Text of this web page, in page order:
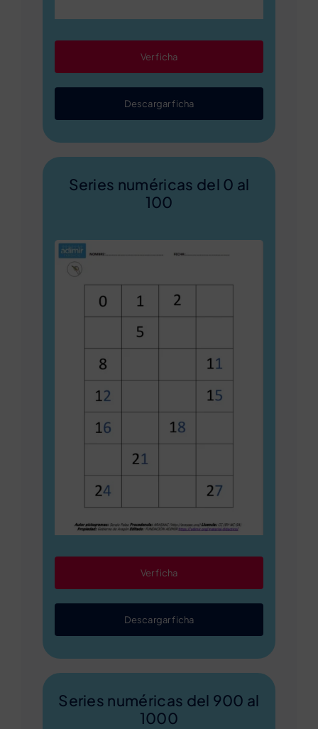
Ver ficha
Descargar ficha
Series numéricas del 0 al
100
Ver ficha
Descargar ficha
Series numéricas del 900 al
1000